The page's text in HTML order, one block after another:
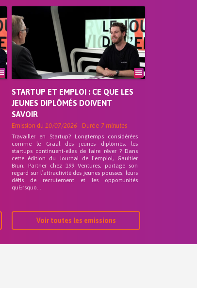
STARTUP ET EMPLOI : CE QUE LES
JEUNES DIPLÔMÉS DOIVENT
SAVOIR
Emission du 10/07/2026 - Durée 7 minutes
Travailler en Startup? Longtemps considérées
comme le Graal des jeunes diplômés, les
startups continuent-elles de faire rêver ? Dans
cette édition du Journal de l’emploi, Gaultier
Brun, Partner chez 199 Ventures, partage son
regard sur l’attractivité des jeunes pousses, leurs
défis de recrutement et les opportunités
qu&rsquo...
Voir toutes les emissions